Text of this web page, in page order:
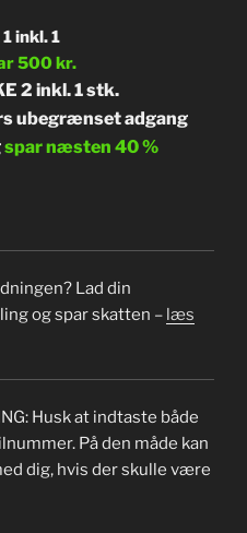
inkl. 1
500 kr.
2 inkl. 1 stk.
ubegrænset adgang
spar næsten 40 %
Lad din
og spar skatten – læs
Husk at indtaste både
På den måde kan
dig, hvis der skulle være